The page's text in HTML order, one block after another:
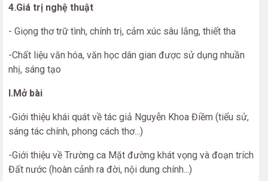
4.Giá trị nghệ thuật
- Giọng thơ trữ tình, chính trị, cảm xúc sâu lắng, thiết tha
-Chất liệu văn hóa, văn học dân gian được sử dụng nhuần
nhị, sáng tạo
I.Mở bài
-Giới thiệu khái quát về tác giả Nguyễn Khoa Điềm (tiểu sử,
sáng tác chính, phong cách thơ...)
-Giới thiệu về Trường ca Mặt đường khát vọng và đoạn trích
Đất nước (hoàn cảnh ra đời, nội dung chính...)